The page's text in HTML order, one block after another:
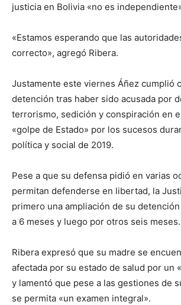
justicia en Bolivia «no es
«Estamos esperando que las
correcto», agregó Ribera.
Justamente este viernes Áñez cumplió
detención tras haber sido acusada por
terrorismo, sedición y conspiración en
«golpe de Estado» por los sucesos
política y social de 2019.
Pese a que su defensa pidió en varias
permitan defenderse en libertad, la
primero una ampliación de su
a 6 meses y luego por otros seis meses.
Ribera expresó que su madre se
afectada por su estado de salud por un
y lamentó que pese a las gestiones de
se permita «un examen integral».